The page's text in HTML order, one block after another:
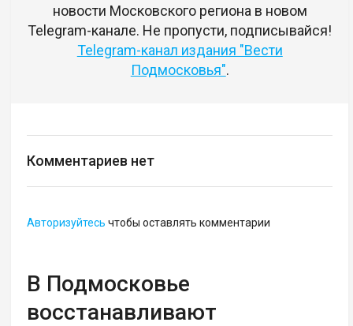
новости Московского региона в новом
Telegram-канале. Не пропусти, подписывайся!
Telegram-канал издания "Вести
Подмосковья".
Комментариев нет
Авторизуйтесь чтобы оставлять комментарии
В Подмосковье
восстанавливают